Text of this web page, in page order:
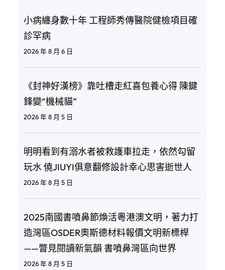
小病纏身數十年 工程師秀傳醫院健檢項目確
診罕病
2026 年 8 月 6 日
《封神好漢榜》靠吐槽走紅喜包養心得 陳鍵
鋒變“機械貓”
2026 年 8 月 5 日
明明看到有溺水者被救護車拉走，依然勾留
玩水 僥JIUYI俱意翻修設計幸心思害逝世人
2026 年 8 月 5 日
2025南國書噴鼻節煥活粵港澳文明，著力打
造灣區OSDER奧斯德材料報價文明新標桿
——瞥見閱讀新氣韻 書噴鼻灣區向世界
2026 年 8 月 5 日